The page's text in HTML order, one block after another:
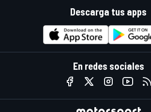
Descarga tus apps
En redes sociales